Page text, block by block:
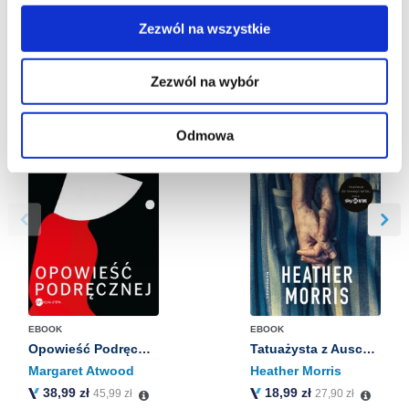
Więcej informacji o korzystaniu przez nas z plików
cookies oraz o przetwarzaniu Twoich danych
osobowych, w tym o przysługujących Ci uprawnieniach,
znajdziesz w naszejPolityce prywatności.
Zezwól na wszystkie
Zezwól na wybór
Odmowa
BESTSELLERY
EBOOK
Opowieść Podręcznej
Margaret Atwood
38,99 zł 45,99 zł
EBOOK
Tatuażysta z Auschwitz
Heather Morris
18,99 zł 27,90 zł